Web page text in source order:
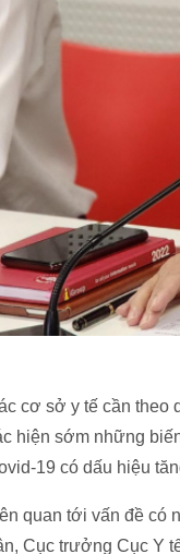
cơ sở y tế cần theo
hiện sớm những
19 có dấu hiệu
quan tới vấn đề có
Cục trưởng Cục Y